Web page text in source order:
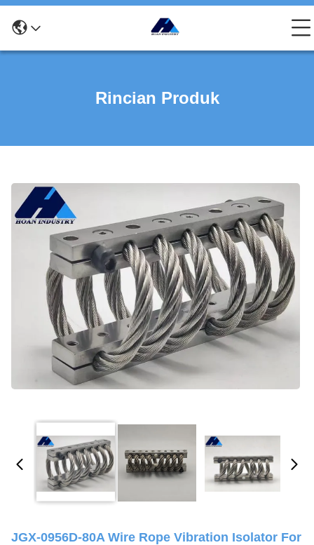
Rincian Produk
JGX-0956D-80A Wire Rope Vibration Isolator For